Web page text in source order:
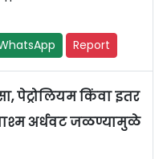
Report
किंवा इतर
अर्धवट जळण्यामुळे